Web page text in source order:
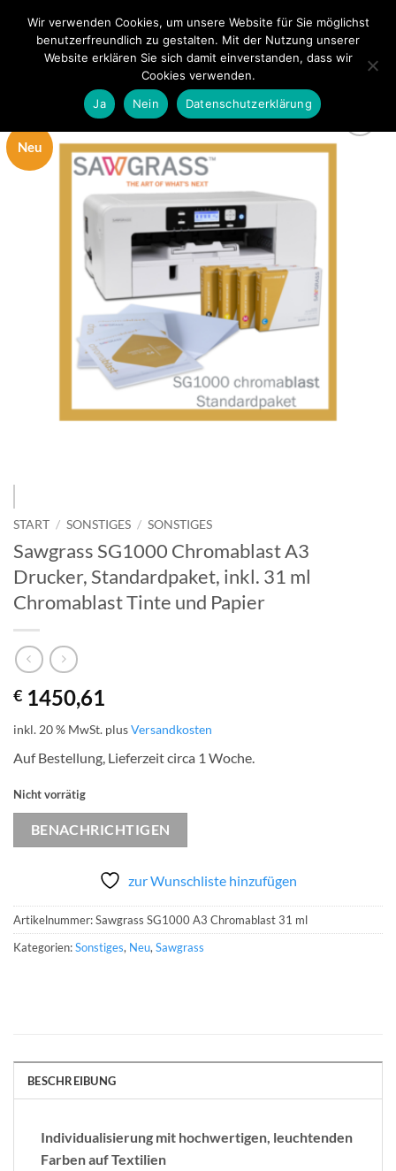
Inhalt
springen
0
Neu
START / SONSTIGES / SONSTIGES
Sawgrass SG1000 Chromablast A3
Drucker, Standardpaket, inkl. 31 ml
Chromablast Tinte und Papier
€ 1450,61
inkl. 20 % MwSt. plusVersandkosten
Auf Bestellung, Lieferzeit circa 1 Woche.
Nicht vorrätig
BENACHRICHTIGEN
zur Wunschliste hinzufügen
Artikelnummer:Sawgrass SG1000 A3 Chromablast 31 ml
Kategorien:Sonstiges, Neu,Sawgrass
BESCHREIBUNG
Individualisierung mit hochwertigen, leuchtenden
Farben auf Textilien
Wir verwenden Cookies, um unsere Website für Sie möglichst
benutzerfreundlich zu gestalten. Mit der Nutzung unserer
Website erklären Sie sich damit einverstanden, dass wir
Cookies verwenden.
Ja
Nein Datenschutzerklärung